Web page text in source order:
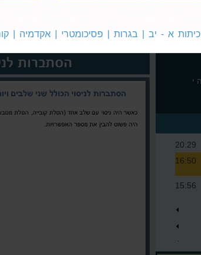
הסתברות
20:29
16:50
15:56
כיתות א - יב | בגרות | פסיכומטרי | אקדמיה |